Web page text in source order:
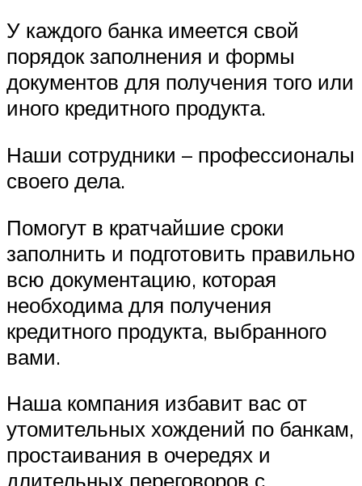
У каждого банка имеется свой
порядок заполнения и формы
документов для получения того или
иного кредитного продукта.
Наши сотрудники – профессионалы
своего дела.
Помогут в кратчайшие сроки
заполнить и подготовить правильно
всю документацию, которая
необходима для получения
кредитного продукта, выбранного
вами.
Наша компания избавит вас от
утомительных хождений по банкам,
простаивания в очередях и
длительных переговоров с